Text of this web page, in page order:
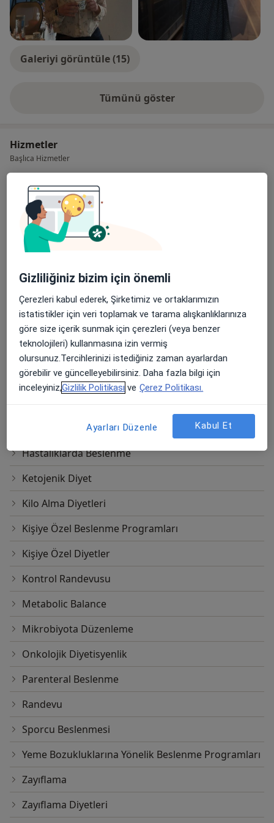
Galeriyi görüntüle (15)
Tümünü gösterdeneyim hakkında
Hizmetler
Başlıca Hizmetler
Osman Yılmaz Mahallesi İstanbul
Caddesi İstanbul Cadde Plaza No:28
Kat:1 Daire 8, Kocaeli
Çağıl Kıran Beslenme ve Diyet Merkezi
Online Danışmanlık
Diğer Hizmetler
Alkali Diyet
Diyabet Diyeti
Enteral Beslenme
Gebelik Ve Emziklilikte Beslenme
Hastalıklarda Beslenme
Ketojenik Diyet
Kilo Alma Diyetleri
Kişiye Özel Beslenme Programları
Kişiye Özel Diyetler
Kontrol Randevusu
Metabolic Balance
Mikrobiyota Düzenleme
Onkolojik Diyetisyenlik
Parenteral Beslenme
Randevu
Sporcu Beslenmesi
Yeme Bozukluklarına Yönelik Beslenme Programları
Zayıflama
Zayıflama Diyetleri
Gizliliğiniz bizim için önemli
Çerezleri kabul ederek, Şirketimiz ve ortaklarımızın
istatistikler için veri toplamak ve tarama alışkanlıklarınıza
göre size içerik sunmak için çerezleri (veya benzer
teknolojileri) kullanmasına izin vermiş
olursunuz.Tercihlerinizi istediğiniz zaman ayarlardan
görebilir ve güncelleyebilirsiniz. Daha fazla bilgi için
inceleyiniz,Gizlilik Politikası ve Çerez Politikası.
Ayarları Düzenle Kabul Et